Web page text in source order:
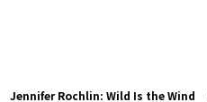
Jennifer Rochlin: Wild Is the Wind